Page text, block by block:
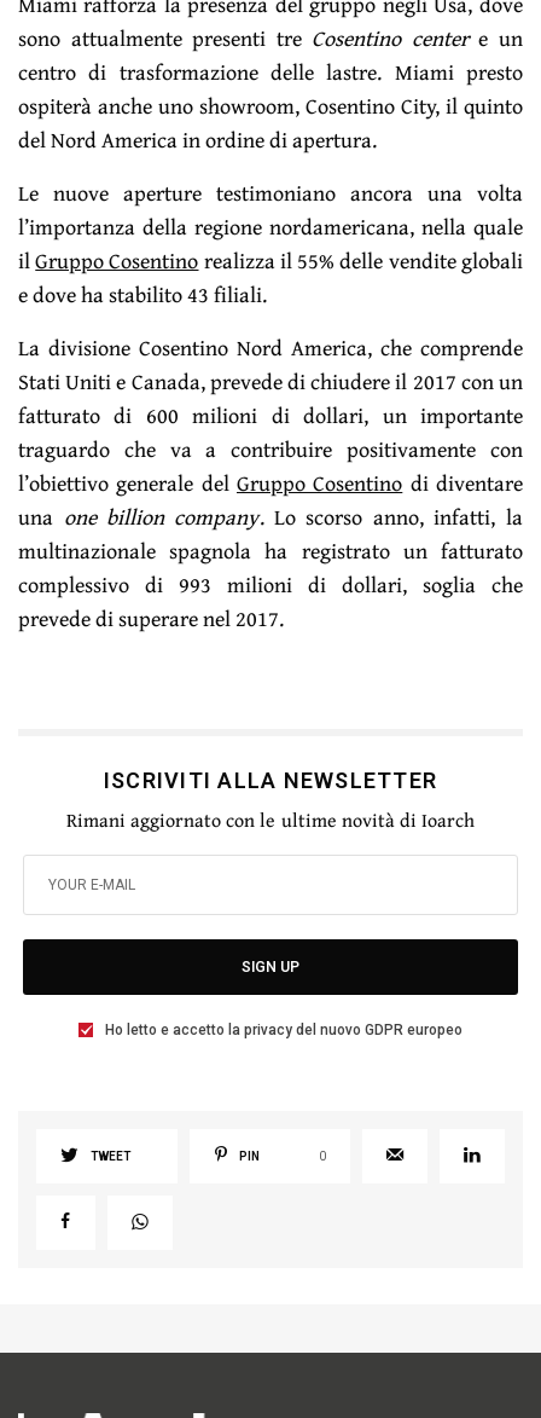
sono attualmente presenti tre Cosentino centere un
centro di trasformazione delle lastre. Miami presto
ospiterà anche uno showroom, Cosentino City, il quinto
del Nord America in ordine di apertura.
Le nuove aperture testimoniano ancora una volta
l’importanza della regione nordamericana, nella quale
ilGruppo Cosentinorealizza il 55% delle vendite globali
e dove ha stabilito 43 filiali.
La divisione Cosentino Nord America, che comprende
Stati Uniti e Canada, prevede di chiudere il 2017 con un
fatturato di 600 milioni di dollari, un importante
traguardo che va a contribuire positivamente con
l’obiettivo generale del Gruppo Cosentino di diventare
una one billion company. Lo scorso anno, infatti, la
multinazionale spagnola ha registrato un fatturato
complessivo di 993 milioni di dollari, soglia che
prevede di superare nel 2017.
ISCRIVITI ALLA NEWSLETTER
Rimani aggiornato con le ultime novità di Ioarch
SIGN UP
Ho letto e accetto la privacy del nuovo GDPR europeo
TWEET PIN 0